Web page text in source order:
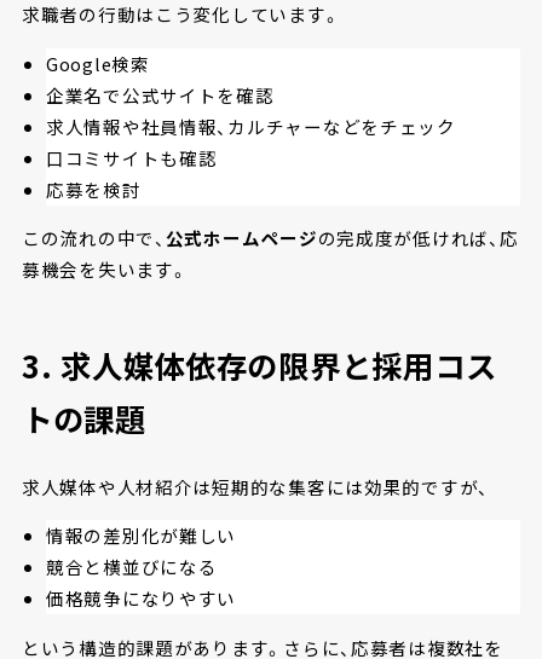
求職者の行動はこう変化しています。
Google検索
企業名で公式サイトを確認
求人情報や社員情報、カルチャーなどをチェック
口コミサイトも確認
応募を検討
この流れの中で、公式ホームページの完成度が低ければ、応
募機会を失います。
3.求人媒体依存の限界と採用コス
トの課題
求人媒体や人材紹介は短期的な集客には効果的ですが、
情報の差別化が難しい
競合と横並びになる
価格競争になりやすい
という構造的課題があります。さらに、応募者は複数社を